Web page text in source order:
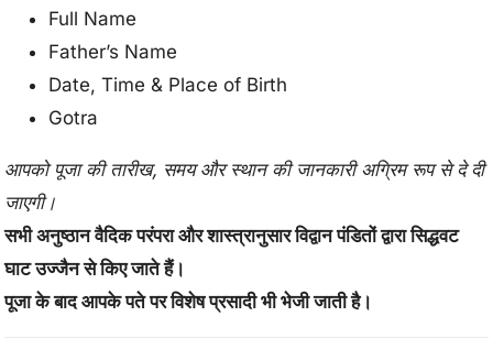
Full Name
Father’s Name
Date, Time & Place of Birth
Gotra
आपको पूजा की तारीख, समय और स्थान की जानकारी अग्रिम रूप से दे दी
जाएगी।
सभी अनुष्ठान वैदिक परंपरा और शास्त्रानुसार विद्वान पंडितों द्वारा सिद्धवट
घाट उज्जैन से किए जाते हैं।
पूजा के बाद आपके पते पर विशेष प्रसादी भी भेजी जाती है।